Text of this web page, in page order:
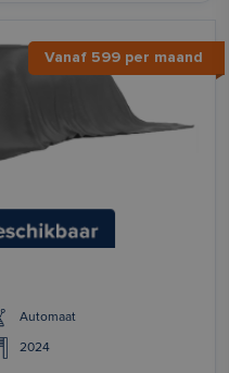
Vanaf 599 per maand
Automaat
2024